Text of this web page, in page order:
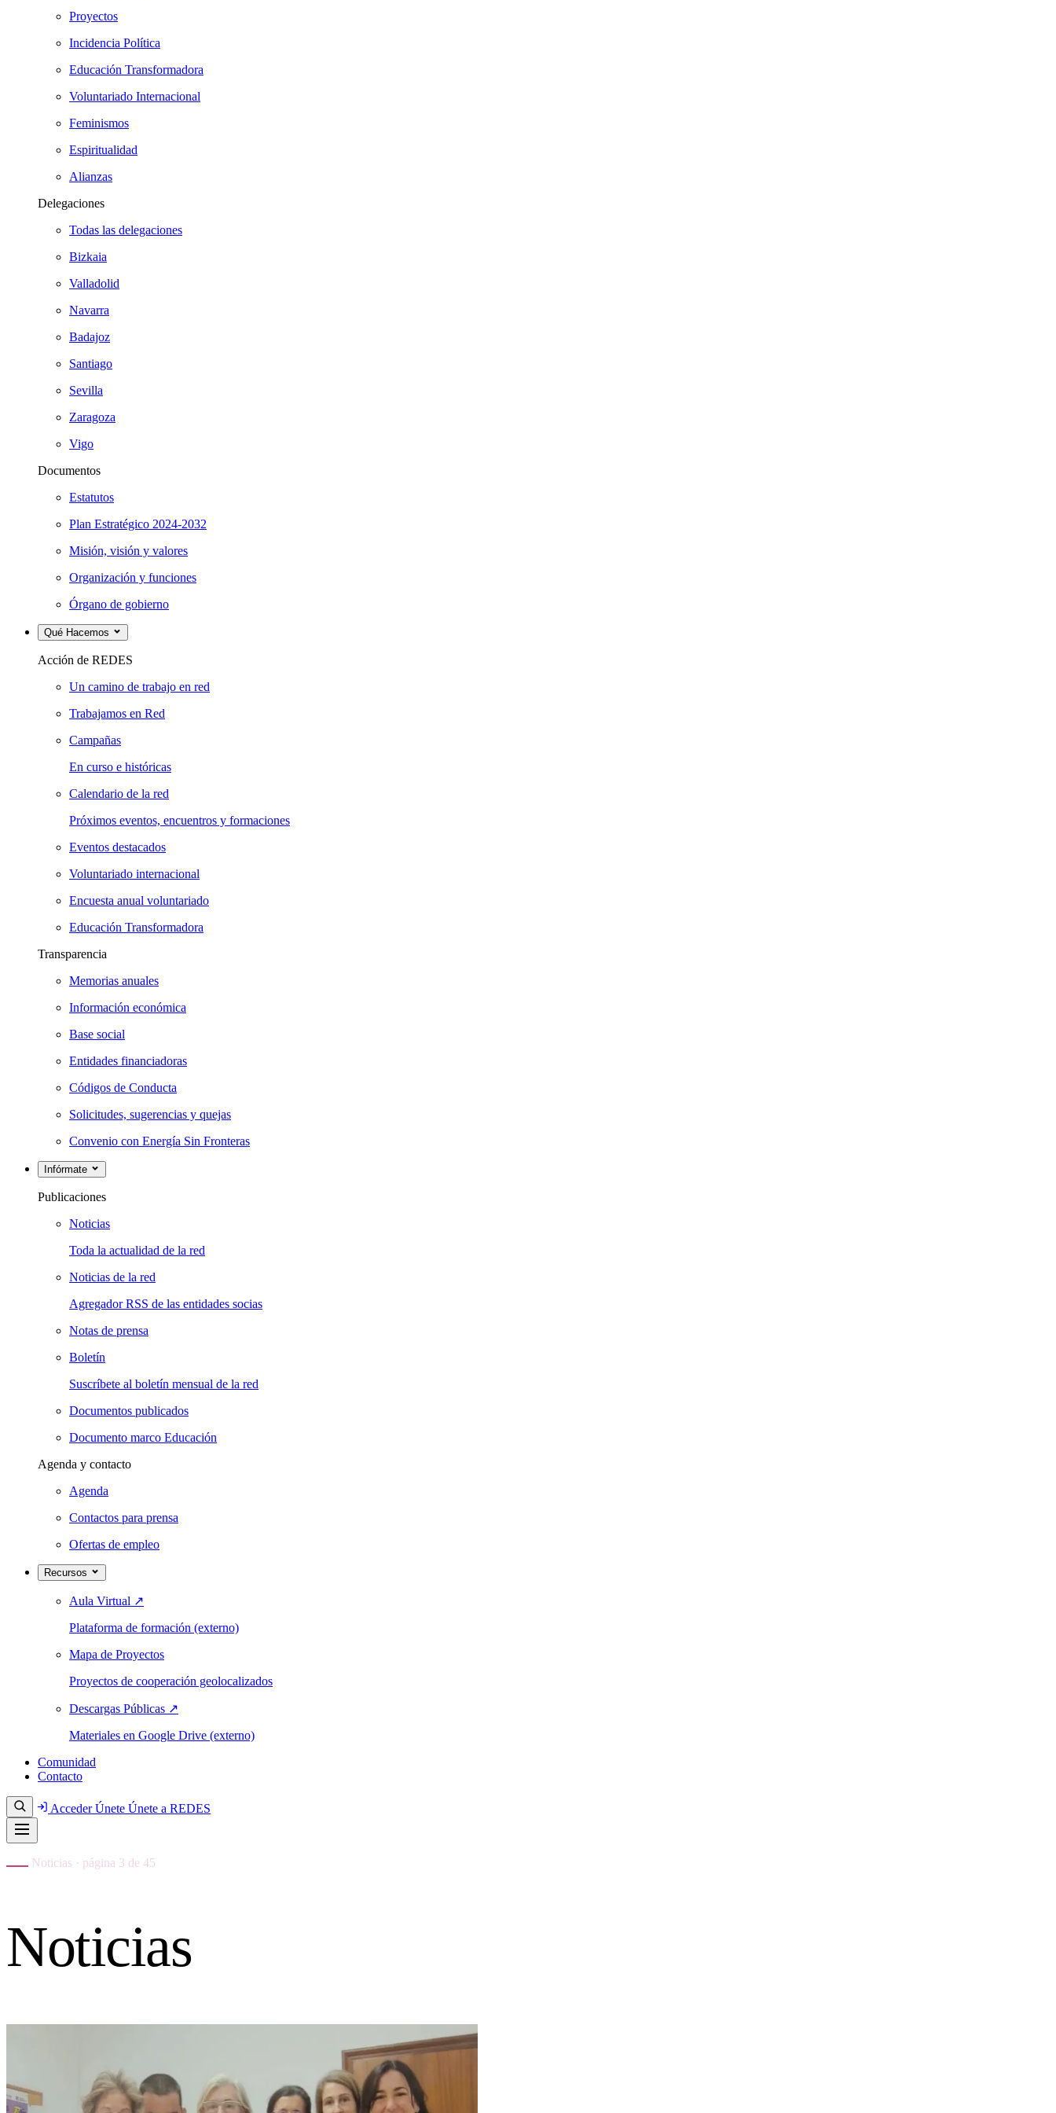
Proyectos
Incidencia Política
Educación Transformadora
Voluntariado Internacional
Feminismos
Espiritualidad
Alianzas
Delegaciones
Todas las delegaciones
Bizkaia
Valladolid
Navarra
Badajoz
Santiago
Sevilla
Zaragoza
Vigo
Documentos
Estatutos
Plan Estratégico 2024-2032
Misión, visión y valores
Organización y funciones
Órgano de gobierno
Qué Hacemos
Acción de REDES
Un camino de trabajo en red
Trabajamos en Red
Campañas
En curso e históricas
Calendario de la red
Próximos eventos, encuentros y formaciones
Eventos destacados
Voluntariado internacional
Encuesta anual voluntariado
Educación Transformadora
Transparencia
Memorias anuales
Información económica
Base social
Entidades financiadoras
Códigos de Conducta
Solicitudes, sugerencias y quejas
Convenio con Energía Sin Fronteras
Infórmate
Publicaciones
Noticias
Toda la actualidad de la red
Noticias de la red
Agregador RSS de las entidades socias
Notas de prensa
Boletín
Suscríbete al boletín mensual de la red
Documentos publicados
Documento marco Educación
Agenda y contacto
Agenda
Contactos para prensa
Ofertas de empleo
Recursos
Aula Virtual ↗
Plataforma de formación (externo)
Mapa de Proyectos
Proyectos de cooperación geolocalizados
Descargas Públicas ↗
Materiales en Google Drive (externo)
Comunidad
Contacto
AccederÚnete Únete a REDES
Noticias · página 3 de 45
Noticias